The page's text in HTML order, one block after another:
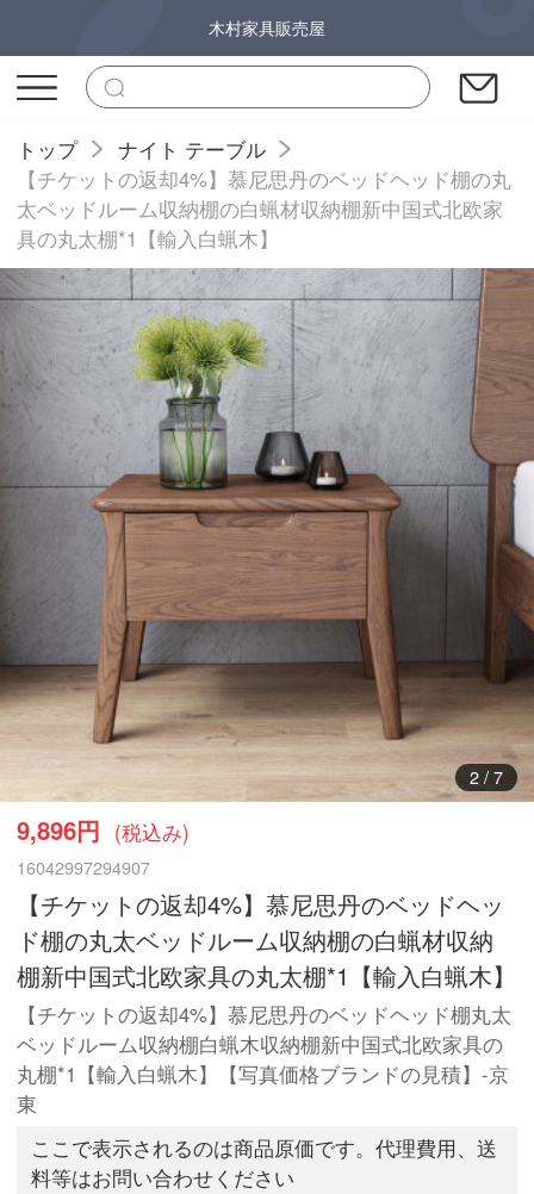
木村家具販売屋
トップ
ナイト テーブル
【チケットの返却4%】慕尼思丹のベッドヘッド棚の丸
太ベッドルーム収納棚の白蝋材収納棚新中国式北欧家
具の丸太棚*1【輸入白蝋木】
3/ 7
9,896円 (税込み)
16042997294907
【チケットの返却4%】慕尼思丹のベッドヘッ
ド棚の丸太ベッドルーム収納棚の白蝋材収納
棚新中国式北欧家具の丸太棚*1【輸入白蝋木】
【チケットの返却4%】慕尼思丹のベッドヘッド棚丸太
ベッドルーム収納棚白蝋木収納棚新中国式北欧家具の
丸棚*1【輸入白蝋木】【写真価格ブランドの見積】-京
東
ここで表示されるのは商品原価です。代理費用、送
料等はお問い合わせください